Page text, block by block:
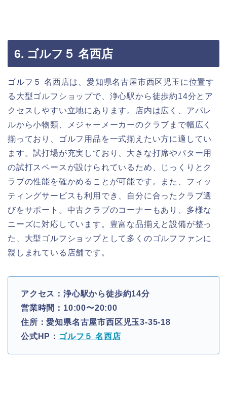
6. ゴルフ５ 名西店
ゴルフ５ 名西店は、愛知県名古屋市西区児玉に位置す
る大型ゴルフショップで、浄心駅から徒歩約14分とア
クセスしやすい立地にあります。店内は広く、アパレ
ルから小物類、メジャーメーカーのクラブまで幅広く
揃っており、ゴルフ用品を一式揃えたい方に適してい
ます。試打場が充実しており、大きな打席やパター用
の試打スペースが設けられているため、じっくりとク
ラブの性能を確かめることが可能です。また、フィッ
ティングサービスも利用でき、自分に合ったクラブ選
びをサポート。中古クラブのコーナーもあり、多様な
ニーズに対応しています。豊富な品揃えと設備が整っ
た、大型ゴルフショップとして多くのゴルフファンに
親しまれている店舗です。
アクセス：浄心駅から徒歩約14分
営業時間：10:00〜20:00
住所：愛知県名古屋市西区児玉3-35-18
公式HP： ゴルフ５ 名西店